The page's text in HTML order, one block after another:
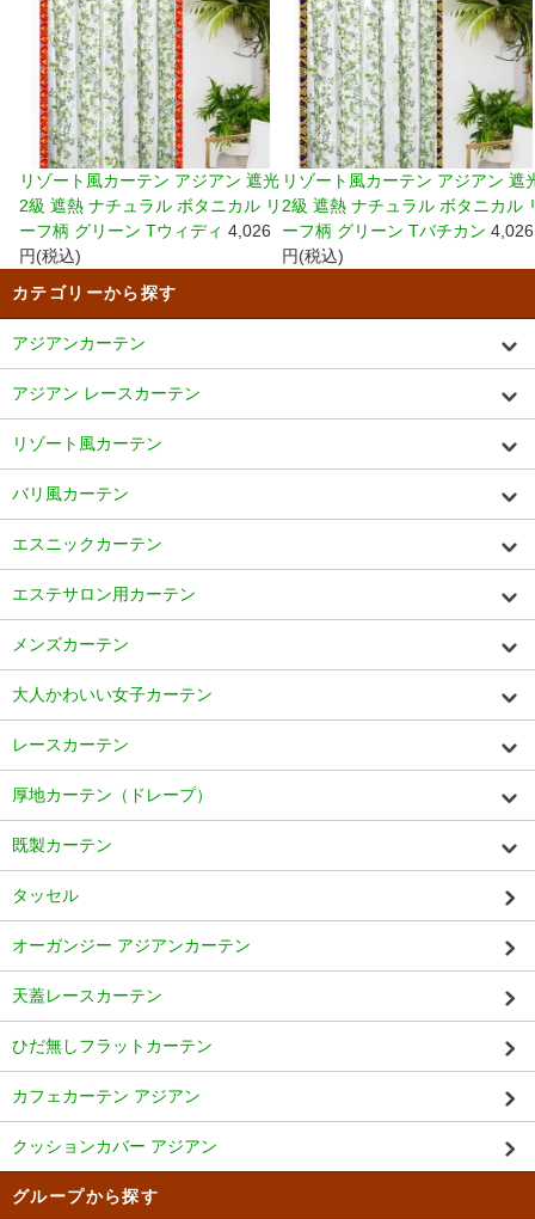
リゾート風カーテン アジアン 遮光
2級 遮熱 ナチュラル ボタニカル リ
ーフ柄 グリーン Tウィディ 4,026
円(税込)
リゾート風カーテン アジアン 遮
2級 遮熱 ナチュラル ボタニカル
ーフ柄 グリーン Tバチカン 4,026
円(税込)
カテゴリーから探す
アジアンカーテン
アジアン レースカーテン
リゾート風カーテン
バリ風カーテン
エスニックカーテン
エステサロン用カーテン
メンズカーテン
大人かわいい女子カーテン
レースカーテン
厚地カーテン（ドレープ）
既製カーテン
タッセル
オーガンジー アジアンカーテン
天蓋レースカーテン
ひだ無しフラットカーテン
カフェカーテン アジアン
クッションカバー アジアン
グループから探す